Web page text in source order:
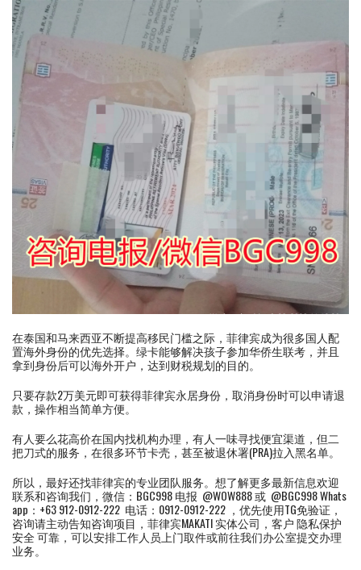
在泰国和马来西亚不断提高移民门槛之际，菲律宾成为很多国人配
置海外身份的优先选择。绿卡能够解决孩子参加华侨生联考，并且
拿到身份后可以海外开户，达到财税规划的目的。
只要存款2万美元即可获得菲律宾永居身份，取消身份时可以申请退
款，操作相当简单方便。
有人要么花高价在国内找机构办理，有人一味寻找便宜渠道，但二
把刀式的服务，在很多环节卡壳，甚至被退休署(PRA)拉入黑名单。
所以，最好还找菲律宾的专业团队服务。想了解更多最新信息欢迎
联系和咨询我们，微信：BGC998 电报 @WOW888 或 @BGC998 Whats
app：+63 912-0912-222 电话：0912-0912-222 ，优先使用TG免验证，
咨询请主动告知咨询项目，菲律宾MAKATI 实体公司，客户 隐私保护
安全 可靠，可以安排工作人员上门取件或前往我们办公室提交办理
业务。